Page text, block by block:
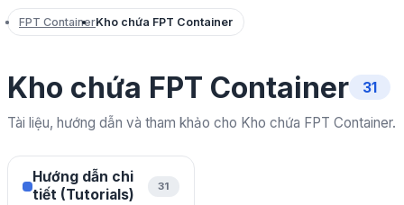
FPT ContainerKho chứa FPT Container
Kho chứa FPT Container 31
Tài liệu, hướng dẫn và tham khảo cho Kho chứa FPT Container.
Hướng dẫn chi
tiết (Tutorials)
31